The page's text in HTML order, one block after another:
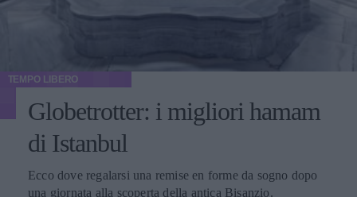
TEMPO LIBERO
Globetrotter: i migliori hamam
di Istanbul
Ecco dove regalarsi una remise en forme da sogno dopo
una giornata alla scoperta della antica Bisanzio.